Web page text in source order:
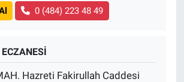
0 (484) 223 48 49
Hazreti Fakirullah Caddesi